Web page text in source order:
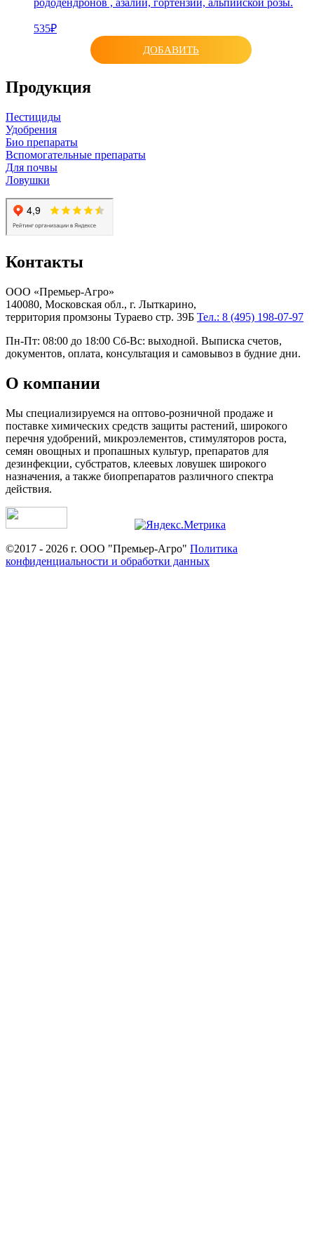
рододендронов , азалии, гортензии, альпийской розы.
535₽
ДОБАВИТЬ
Продукция
Пестициды
Удобрения
Био препараты
Вспомогательные препараты
Для почвы
Ловушки
Контакты
ООО «Премьер-Агро»
140080, Московская обл., г. Лыткарино,
территория промзоны Тураево стр. 39Б Тел.: 8 (495) 198-07-97
Пн-Пт: 08:00 до 18:00 Сб-Вс: выходной. Выписка счетов,
документов, оплата, консультация и самовывоз в будние дни.
О компании
Мы специализируемся на оптово-розничной продаже и
поставке химических средств защиты растений, широкого
перечня удобрений, микроэлементов, стимуляторов роста,
семян овощных и пропашных культур, препаратов для
дезинфекции, субстратов, клеевых ловушек широкого
назначения, а также биопрепаратов различного спектра
действия.
©2017 - 2026 г. ООО "Премьер-Агро" Политика
конфиденциальности и обработки данных